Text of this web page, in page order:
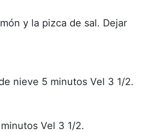
y la pizca de sal. Dejar
nieve 5 minutos Vel 3 1/2.
Vel 3 1/2.